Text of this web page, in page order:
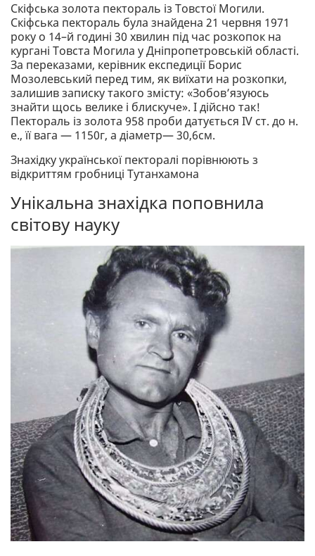
Скіфська золота пектораль із Товстої Могили.
Скіфська пектораль була знайдена 21 червня 1971
року о 14–й годині 30 хвилин під час розкопок на
кургані Товста Могила у Дніпропетровській області.
За переказами, керівник експедиції Борис
Мозолевський перед тим, як виїхати на розкопки,
залишив записку такого змісту: «Зобов’язуюсь
знайти щось велике і блискуче». І дійсно так!
Пектораль із золота 958 проби датується IV ст. до н.
е., її вага — 1150г, а діаметр— 30,6см.
Знахідку української пекторалі порівнюють з
відкриттям гробниці Тутанхамона
Унікальна знахідка поповнила
світову науку